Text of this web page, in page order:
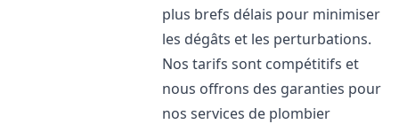
plus brefs délais pour minimiser
les dégâts et les perturbations.
Nos tarifs sont compétitifs et
nous offrons des garanties pour
nos services de plombier